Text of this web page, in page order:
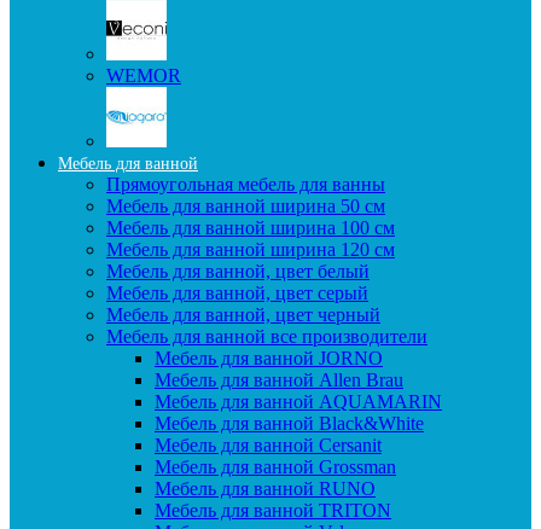
WEMOR
Мебель для ванной
Прямоугольная мебель для ванны
Мебель для ванной ширина 50 см
Мебель для ванной ширина 100 см
Мебель для ванной ширина 120 см
Мебель для ванной, цвет белый
Мебель для ванной, цвет серый
Мебель для ванной, цвет черный
Мебель для ванной все производители
Мебель для ванной JORNO
Мебель для ванной Allen Brau
Мебель для ванной AQUAMARIN
Мебель для ванной Black&White
Мебель для ванной Cersanit
Мебель для ванной Grossman
Мебель для ванной RUNO
Мебель для ванной TRITON